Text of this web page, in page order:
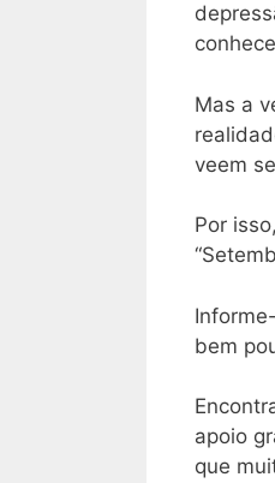
Mas a
veem
Por
bem
apoio
que